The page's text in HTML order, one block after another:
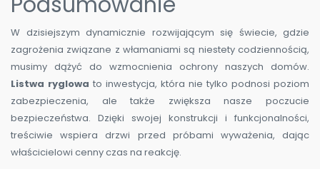
W dzisiejszym dynamicznie rozwijającym się świecie, gdzie
zagrożenia związane z włamaniami są niestety codziennością,
musimy dążyć do wzmocnienia ochrony naszych domów.
Listwa ryglowa to inwestycja, która nie tylko podnosi poziom
zabezpieczenia, ale także zwiększa nasze poczucie
bezpieczeństwa. Dzięki swojej konstrukcji i funkcjonalności,
treściwie wspiera drzwi przed próbami wyważenia, dając
właścicielowi cenny czas na reakcję.